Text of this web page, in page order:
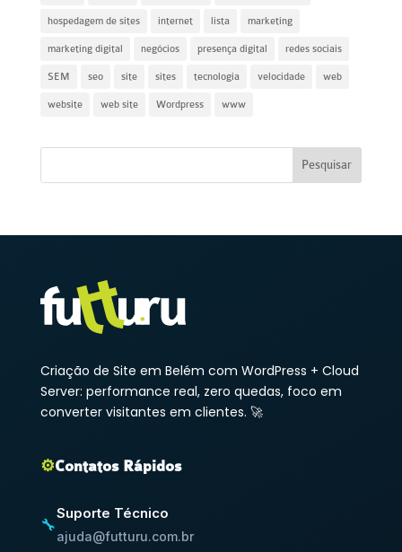
hospedagem de sites internet lista marketing
marketing digital negócios presença digital redes sociais
SEM seo site sites tecnologia velocidade web
website web site Wordpress www
Criação de Site em Belém com WordPress + Cloud
Server: performance real, zero quedas, foco em
converter visitantes em clientes. 🚀
⚙️Contatos Rápidos
🔧
Suporte Técnico
ajuda@futturu.com.br